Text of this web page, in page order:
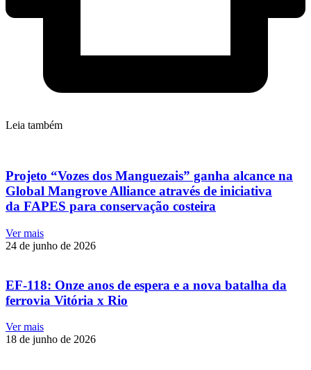
Leia também
Projeto “Vozes dos Manguezais” ganha alcance na
Global Mangrove Alliance através de iniciativa
da FAPES para conservação costeira
Ver mais
24 de junho de 2026
EF-118: Onze anos de espera e a nova batalha da
ferrovia Vitória x Rio
Ver mais
18 de junho de 2026